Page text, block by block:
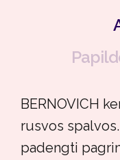
BERNOVICH
rusvos
padengti